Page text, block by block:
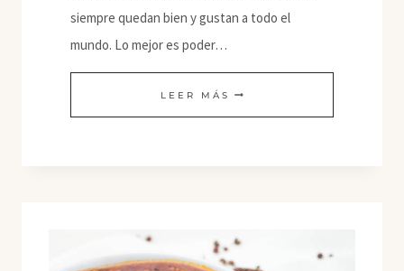
siempre quedan bien y gustan a todo el
mundo. Lo mejor es poder…
LEER MÁS PAKORAS
DE